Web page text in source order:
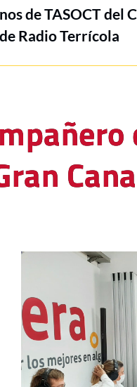
de TASOCT del
Radio Terrícola